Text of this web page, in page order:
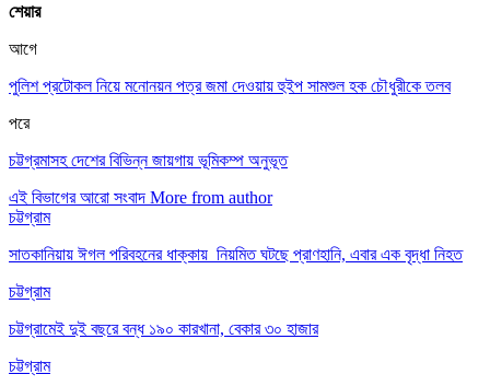
শেয়ার
আগে
পুলিশ প্রটোকল নিয়ে মনোনয়ন পত্র জমা দেওয়ায় হুইপ সামশুল হক চৌধুরীকে তলব
পরে
চট্টগ্রমাসহ দেশের বিভিন্ন জায়গায় ভূমিকম্প অনুভূত
এই বিভাগের আরো সংবাদ More from author
চট্টগ্রাম
সাতকানিয়ায় ঈগল পরিবহনের ধাক্কায় নিয়মিত ঘটছে প্রাণহানি, এবার এক বৃদ্ধা নিহত
চট্টগ্রাম
চট্টগ্রামেই দুই বছরে বন্ধ ১৯০ কারখানা, বেকার ৩০ হাজার
চট্টগ্রাম